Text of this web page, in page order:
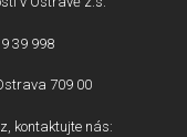
39 998
709 00
kontaktujte nás: